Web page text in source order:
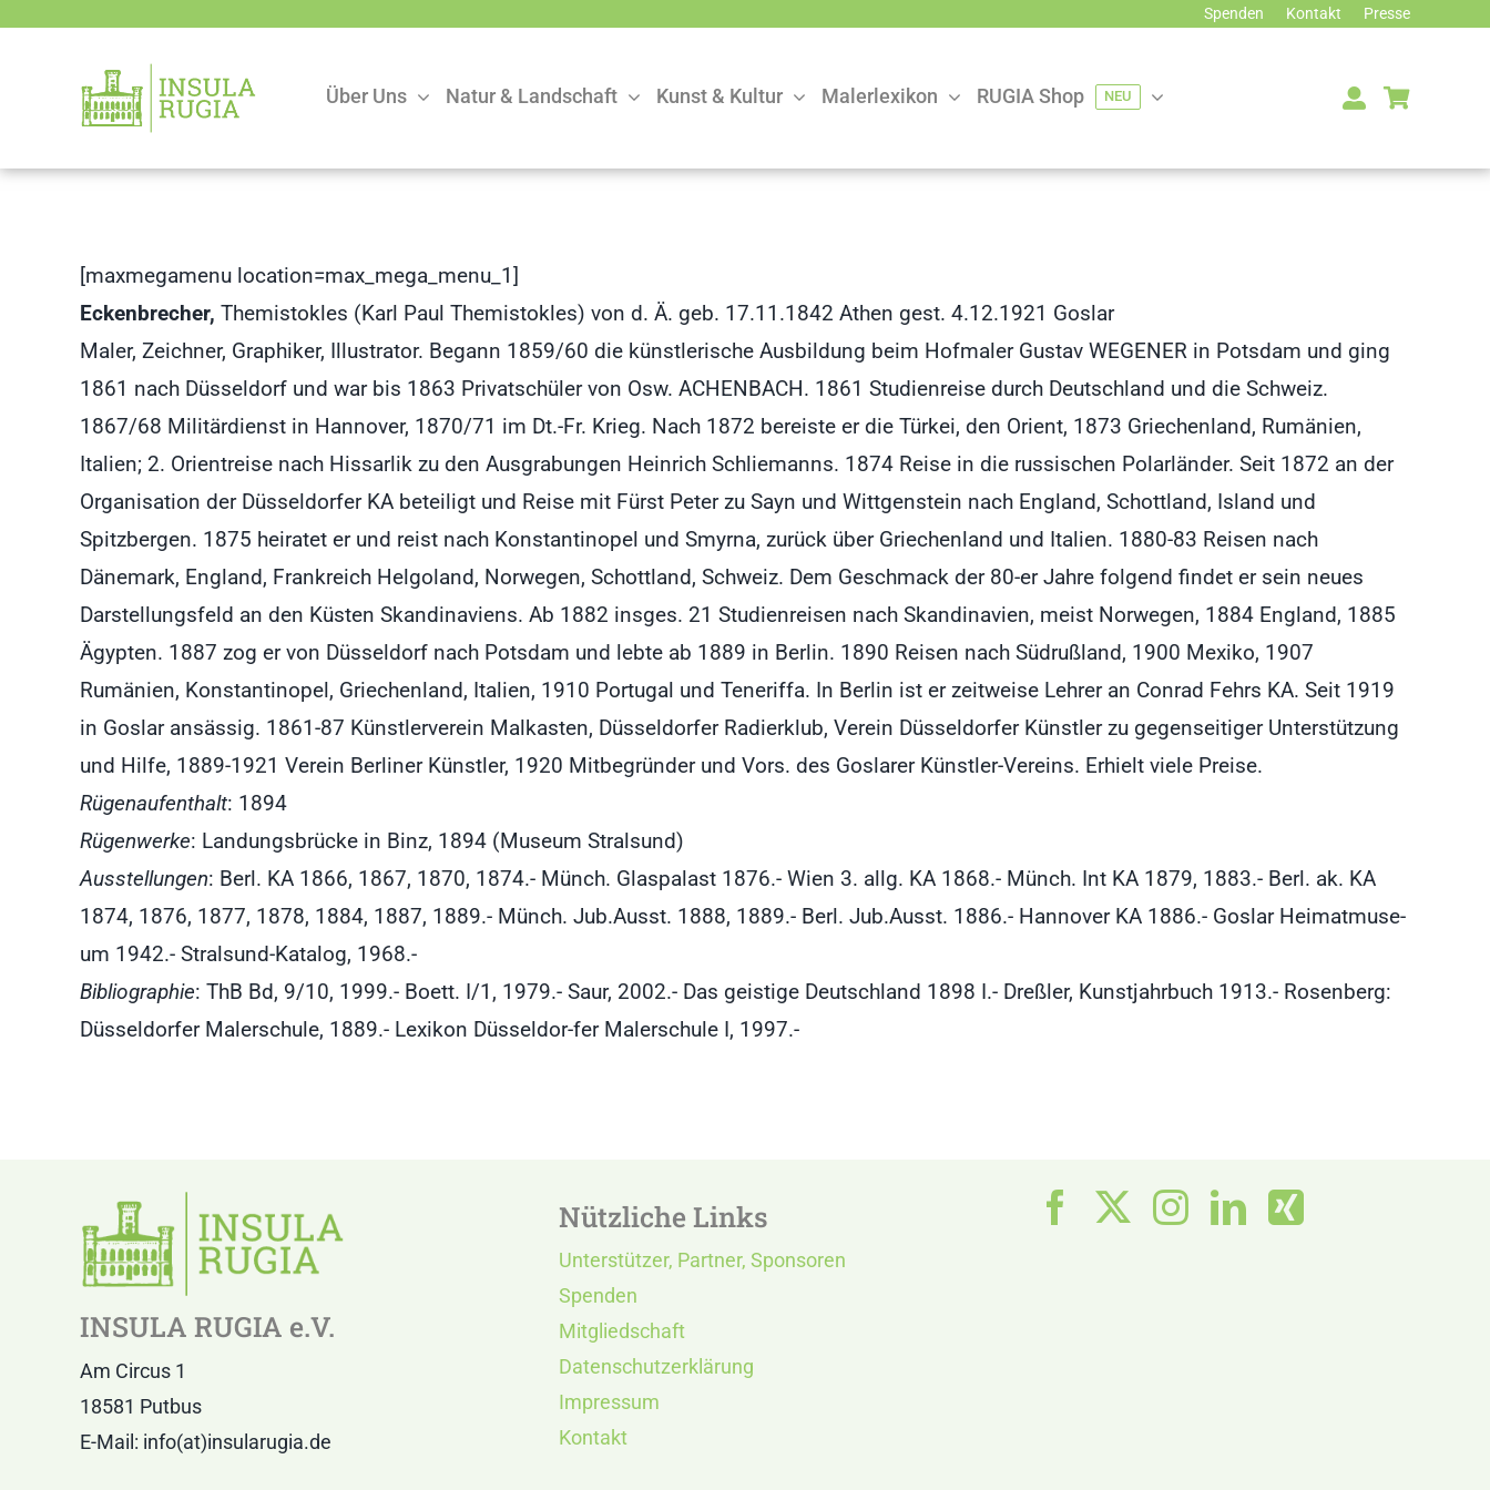
springen
Spenden Kontakt Presse
Über Uns Natur & Landschaft Kunst & Kultur Malerlexikon RUGIA Shop NEU
[maxmegamenu location=max_mega_menu_1]
Eckenbrecher, Themistokles (Karl Paul Themistokles) von d. Ä. geb. 17.11.1842 Athen gest. 4.12.1921 Goslar
Maler, Zeichner, Graphiker, Illustrator. Begann 1859/60 die künstlerische Ausbildung beim Hofmaler Gustav WEGENER in Potsdam und ging
1861 nach Düsseldorf und war bis 1863 Privatschüler von Osw. ACHENBACH. 1861 Studienreise durch Deutschland und die Schweiz.
1867/68 Militärdienst in Hannover, 1870/71 im Dt.-Fr. Krieg. Nach 1872 bereiste er die Türkei, den Orient, 1873 Griechenland, Rumänien,
Italien; 2. Orientreise nach Hissarlik zu den Ausgrabungen Heinrich Schliemanns. 1874 Reise in die russischen Polarländer. Seit 1872 an der
Organisation der Düsseldorfer KA beteiligt und Reise mit Fürst Peter zu Sayn und Wittgenstein nach England, Schottland, Island und
Spitzbergen. 1875 heiratet er und reist nach Konstantinopel und Smyrna, zurück über Griechenland und Italien. 1880-83 Reisen nach
Dänemark, England, Frankreich Helgoland, Norwegen, Schottland, Schweiz. Dem Geschmack der 80-er Jahre folgend findet er sein neues
Darstellungsfeld an den Küsten Skandinaviens. Ab 1882 insges. 21 Studienreisen nach Skandinavien, meist Norwegen, 1884 England, 1885
Ägypten. 1887 zog er von Düsseldorf nach Potsdam und lebte ab 1889 in Berlin. 1890 Reisen nach Südrußland, 1900 Mexiko, 1907
Rumänien, Konstantinopel, Griechenland, Italien, 1910 Portugal und Teneriffa. In Berlin ist er zeitweise Lehrer an Conrad Fehrs KA. Seit 1919
in Goslar ansässig. 1861-87 Künstlerverein Malkasten, Düsseldorfer Radierklub, Verein Düsseldorfer Künstler zu gegenseitiger Unterstützung
und Hilfe, 1889-1921 Verein Berliner Künstler, 1920 Mitbegründer und Vors. des Goslarer Künstler-Vereins. Erhielt viele Preise.
Rügenaufenthalt: 1894
Rügenwerke: Landungsbrücke in Binz, 1894 (Museum Stralsund)
Ausstellungen: Berl. KA 1866, 1867, 1870, 1874.- Münch. Glaspalast 1876.- Wien 3. allg. KA 1868.- Münch. Int KA 1879, 1883.- Berl. ak. KA
1874, 1876, 1877, 1878, 1884, 1887, 1889.- Münch. Jub.Ausst. 1888, 1889.- Berl. Jub.Ausst. 1886.- Hannover KA 1886.- Goslar Heimatmuse-
um 1942.- Stralsund-Katalog, 1968.-
Bibliographie: ThB Bd, 9/10, 1999.- Boett. I/1, 1979.- Saur, 2002.- Das geistige Deutschland 1898 I.- Dreßler, Kunstjahrbuch 1913.- Rosenberg:
Düsseldorfer Malerschule, 1889.- Lexikon Düsseldor-fer Malerschule I, 1997.-
INSULA RUGIA e.V.
Am Circus 1
18581 Putbus
E-Mail: info(at)insularugia.de
Nützliche Links
Unterstützer, Partner, Sponsoren
Spenden
Mitgliedschaft
Datenschutzerklärung
Impressum
Kontakt